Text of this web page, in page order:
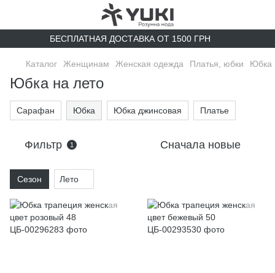
БЕСПЛАТНАЯ ДОСТАВКА ОТ 1500 ГРН
Каталог Женщинам Женская одежда Платья, юбки Юбка
Юбка на лето
Сарафан Юбка Юбка джинсовая Платье
Фильтр 1 Сначала новые
Сезон Лето